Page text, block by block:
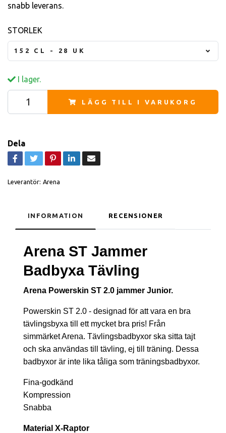
snabb leverans.
STORLEK
152 CL - 28 UK
I lager.
LÄGG TILL I VARUKORG
Dela
Leverantör: Arena
INFORMATION RECENSIONER
Arena ST Jammer
Badbyxa Tävling
Arena Powerskin ST 2.0 jammer Junior.
Powerskin ST 2.0 - designad för att vara en bra
tävlingsbyxa till ett mycket bra pris! Från
simmärket Arena. Tävlingsbadbyxor ska sitta tajt
och ska användas till tävling, ej till träning. Dessa
badbyxor är inte lika tåliga som träningsbadbyxor.
Fina-godkänd
Kompression
Snabba
Material X-Raptor